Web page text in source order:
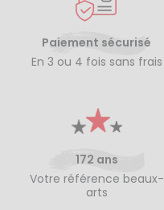
Paiement sécurisé
En 3 ou 4 fois sans frais
172 ans
Votre référence beaux-
arts